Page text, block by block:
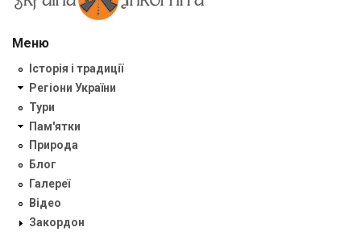
Меню
Історія і традиції
Регіони України
Тури
Пам'ятки
Природа
Блог
Галереї
Відео
Закордон